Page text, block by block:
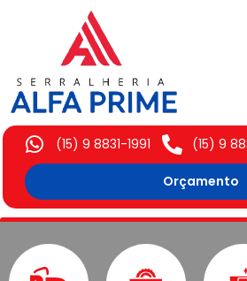
(15) 9 8831-1991 (15) 9
Orçamento